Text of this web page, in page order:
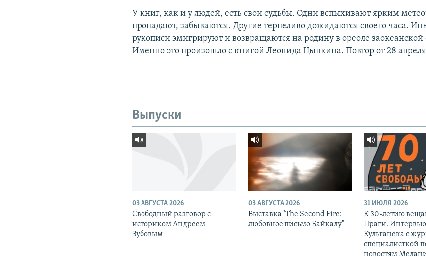
У книг, как и у людей, есть свои судьбы. Одни вспыхивают ярким
пропадают, забываются. Другие терпеливо дожидаются своего часа.
рукописи эмигрируют и возвращаются на родину в ореоле заокеанской
Именно это произошло с книгой Леонида Цыпкина. Повтор от 28 апреля
Выпуски
03 АВГУСТА 2026
Свободный разговор с
историком Андреем
Зубовым
03 АВГУСТА 2026
Выставка "The Second Fire:
любовное письмо Байкалу"
31 ИЮЛЯ 2026
К 30-летию
Праги.
Кульганека с
специалисткой
новостям